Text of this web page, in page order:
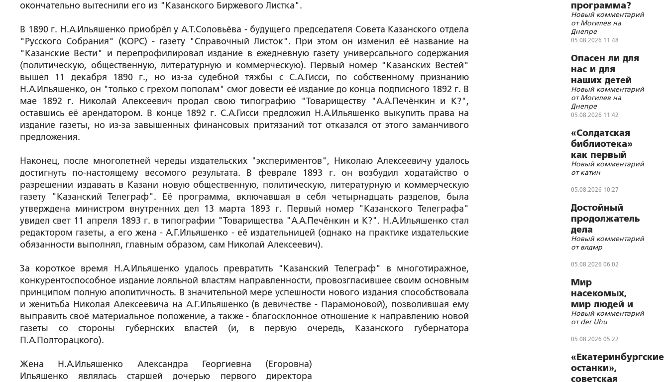
окончательно вытеснили его из "Казанского Биржевого Листка".
В 1890 г. Н.А.Ильяшенко приобрёл у А.Т.Соловьёва - будущего председателя Совета Казанского отдела
"Русского Собрания" (КОРС) - газету "Справочный Листок". При этом он изменил её название на
"Казанские Вести" и перепрофилировал издание в ежедневную газету универсального содержания
(политическую, общественную, литературную и коммерческую). Первый номер "Казанских Вестей"
вышел 11 декабря 1890 г., но из-за судебной тяжбы с С.А.Гисси, по собственному признанию
Н.А.Ильяшенко, он "только с грехом пополам" смог довести её издание до конца подписного 1892 г. В
мае 1892 г. Николай Алексеевич продал свою типографию "Товариществу "А.А.Печёнкин и К?",
оставшись её арендатором. В конце 1892 г. С.А.Гисси предложил Н.А.Ильяшенко выкупить права на
издание газеты, но из-за завышенных финансовых притязаний тот отказался от этого заманчивого
предложения.
Наконец, после многолетней череды издательских "экспериментов", Николаю Алексеевичу удалось
достигнуть по-настоящему весомого результата. В феврале 1893 г. он возбудил ходатайство о
разрешении издавать в Казани новую общественную, политическую, литературную и коммерческую
газету "Казанский Телеграф". Её программа, включавшая в себя четырнадцать разделов, была
утверждена министром внутренних дел 13 марта 1893 г. Первый номер "Казанского Телеграфа"
увидел свет 11 апреля 1893 г. в типографии "Товарищества "А.А.Печёнкин и К?". Н.А.Ильяшенко стал
редактором газеты, а его жена - А.Г.Ильяшенко - её издательницей (однако на практике издательские
обязанности выполнял, главным образом, сам Николай Алексеевич).
За короткое время Н.А.Ильяшенко удалось превратить "Казанский Телеграф" в многотиражное,
конкурентоспособное издание лояльной властям направленности, провозгласившее своим основным
принципом полную аполитичность. В значительной мере успешности нового издания способствовала
и женитьба Николая Алексеевича на А.Г.Ильяшенко (в девичестве - Парамоновой), позволившая ему
выправить своё материальное положение, а также - благосклонное отношение к направлению новой
газеты со стороны губернских властей (и, в первую очередь, Казанского губернатора
П.А.Полторацкого).
Жена Н.А.Ильяшенко Александра Георгиевна (Егоровна)
Ильяшенко являлась старшей дочерью первого директора
программа?
Новый комментарий
от Могилев на
Днепре
05.08.2026 11:48
Опасен ли для
нас и для
наших детей
«бегущий
гуру»?
Новый комментарий
от Могилев на
Днепре
05.08.2026 11:42
«Солдатская
библиотека»
как первый
помощник
реабилитолога
Новый комментарий
от катин
05.08.2026 10:27
Достойный
продолжатель
дела
Губельмана-
Ярославского
Новый комментарий
от влдмр
05.08.2026 06:02
Мир
насекомых,
мир людей и
блуд
Новый комментарий
от der Uhu
05.08.2026 05:22
«Екатеринбургские
останки»,
советская